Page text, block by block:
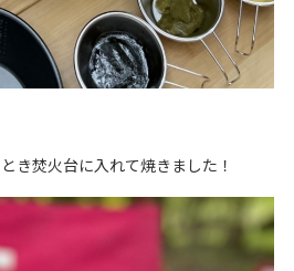
き焚火台に入れて焼きました！